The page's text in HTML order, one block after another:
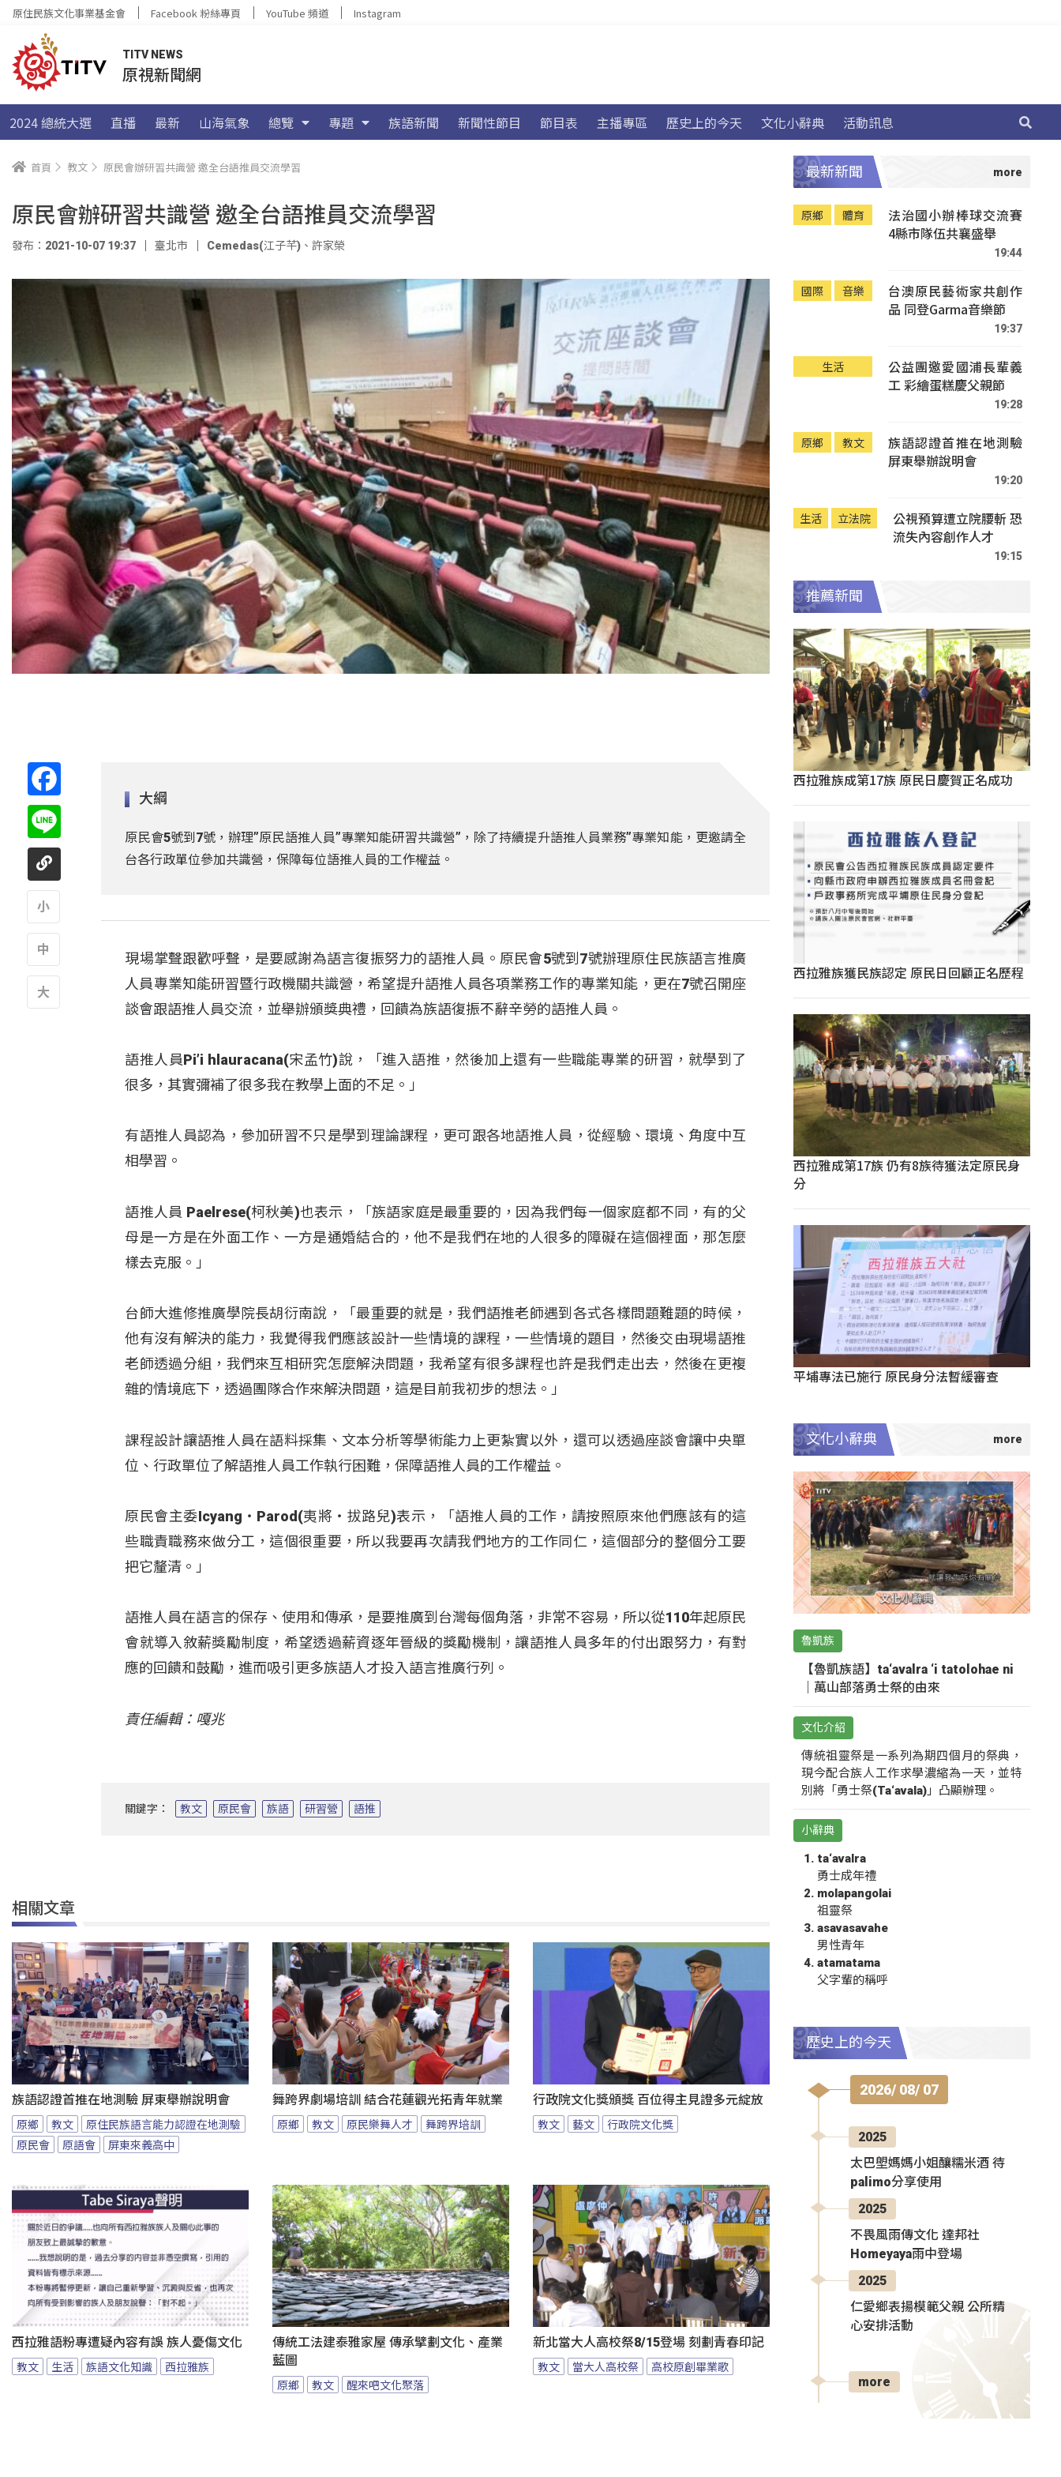
原住民族文化事業基金會 Facebook 粉絲專頁 YouTube 頻道 Instagram
TITV NEWS
原視新聞網
2024 總統大選 直播 最新 山海氣象 總覽 專題 族語新聞 新聞性節目 節目表 主播專區 歷史上的今天 文化小辭典 活動訊息
首頁 教文 原民會辦研習共識營 邀全台語推員交流學習
原民會辦研習共識營 邀全台語推員交流學習
發布：2021-10-07 19:37 臺北市 Cemedas(江子芊) 、 許家榮
大綱
原民會5號到7號，辦理”原民語推人員”專業知能研習共識營”，除了持續提升語推人員業務”專業知能，更邀請全
台各行政單位參加共識營，保障每位語推人員的工作權益。
現場掌聲跟歡呼聲，是要感謝為語言復振努力的語推人員。原民會5號到7號辦理原住民族語言推廣
人員專業知能研習暨行政機關共識營，希望提升語推人員各項業務工作的專業知能，更在7號召開座
談會跟語推人員交流，並舉辦頒獎典禮，回饋為族語復振不辭辛勞的語推人員。
語推人員Pi’i hlauracana(宋孟竹)說，「進入語推，然後加上還有一些職能專業的研習，就學到了
很多，其實彌補了很多我在教學上面的不足。」
有語推人員認為，參加研習不只是學到理論課程，更可跟各地語推人員，從經驗、環境、角度中互
相學習。
語推人員 Paelrese(柯秋美)也表示，「族語家庭是最重要的，因為我們每一個家庭都不同，有的父
母是一方是在外面工作、一方是通婚結合的，他不是我們在地的人很多的障礙在這個裡面，那怎麼
樣去克服。」
台師大進修推廣學院長胡衍南說，「最重要的就是，我們語推老師遇到各式各樣問題難題的時候，
他有沒有解決的能力，我覺得我們應該設計一些情境的課程，一些情境的題目，然後交由現場語推
老師透過分組，我們來互相研究怎麼解決問題，我希望有很多課程也許是我們走出去，然後在更複
雜的情境底下，透過團隊合作來解決問題，這是目前我初步的想法。」
課程設計讓語推人員在語料採集、文本分析等學術能力上更紮實以外，還可以透過座談會讓中央單
位、行政單位了解語推人員工作執行困難，保障語推人員的工作權益。
原民會主委Icyang‧Parod(夷將‧拔路兒)表示，「語推人員的工作，請按照原來他們應該有的這
些職責職務來做分工，這個很重要，所以我要再次請我們地方的工作同仁，這個部分的整個分工要
把它釐清。」
語推人員在語言的保存、使用和傳承，是要推廣到台灣每個角落，非常不容易，所以從110年起原民
會就導入敘薪獎勵制度，希望透過薪資逐年晉級的獎勵機制，讓語推人員多年的付出跟努力，有對
應的回饋和鼓勵，進而吸引更多族語人才投入語言推廣行列。
責任編輯：嘎兆
關鍵字： 教文 原民會 族語 研習營 語推
相關文章
族語認證首推在地測驗 屏東舉辦說明會
原鄉 教文
原住民族語言能力認證在地測驗
原民會
原語會 屏東來義高中
舞跨界劇場培訓 結合花蓮觀光拓青年就業
原鄉 教文 原民樂舞人才 舞跨界培訓
行政院文化獎頒獎 百位得主見證多元綻放
教文 藝文 行政院文化獎
西拉雅語粉專遭疑內容有誤 族人憂傷文化
教文 生活 族語文化知識 西拉雅族
傳統工法建泰雅家屋 傳承擘劃文化、產業
藍圖
原鄉 教文 醒來吧文化聚落
新北當大人高校祭8/15登場 刻劃青春印記
教文 當大人高校祭 高校原創畢業歌
最新新聞
原鄉 體育
法治國小辦棒球交流賽
4縣市隊伍共襄盛舉
19:44
國際 音樂
台澳原民藝術家共創作
品 同登Garma音樂節
19:37
生活
公益團邀愛國浦長輩義
工 彩繪蛋糕慶父親節
19:28
原鄉 教文
族語認證首推在地測驗
屏東舉辦說明會
19:20
生活 立法院
公視預算遭立院腰斬 恐
流失內容創作人才
19:15
推薦新聞
西拉雅族成第17族 原民日慶賀正名成功
西拉雅族獲民族認定 原民日回顧正名歷程
西拉雅成第17族 仍有8族待獲法定原民身
分
平埔專法已施行 原民身分法暫緩審查
文化小辭典
魯凱族
【魯凱族語】ta‘avalra ‘i tatolohae ni
｜萬山部落勇士祭的由來
文化介紹
傳統祖靈祭是一系列為期四個月的祭典，
現今配合族人工作求學濃縮為一天，並特
別將「勇士祭(Ta‘avala)」凸顯辦理。
小辭典
ta‘avalra
勇士成年禮
molapangolai
祖靈祭
asavasavahe
男性青年
atamatama
父字輩的稱呼
歷史上的今天
2026/ 08/ 07
2025
太巴塱媽媽小姐釀糯米酒 待
palimo分享使用
2025
不畏風雨傳文化 達邦社
Homeyaya雨中登場
2025
仁愛鄉表揚模範父親 公所精
心安排活動
more